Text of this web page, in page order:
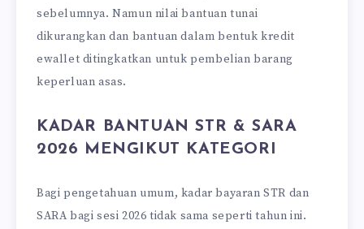
sebelumnya. Namun nilai bantuan tunai
dikurangkan dan bantuan dalam bentuk kredit
ewallet ditingkatkan untuk pembelian barang
keperluan asas.
KADAR BANTUAN STR & SARA
2026 MENGIKUT KATEGORI
Bagi pengetahuan umum, kadar bayaran STR dan
SARA bagi sesi 2026 tidak sama seperti tahun ini.